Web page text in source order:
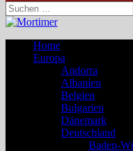
Suchen
nach:
Home
Europa
Andorra
Albanien
Belgien
Bulgarien
Dänemark
Deutschland
Baden-